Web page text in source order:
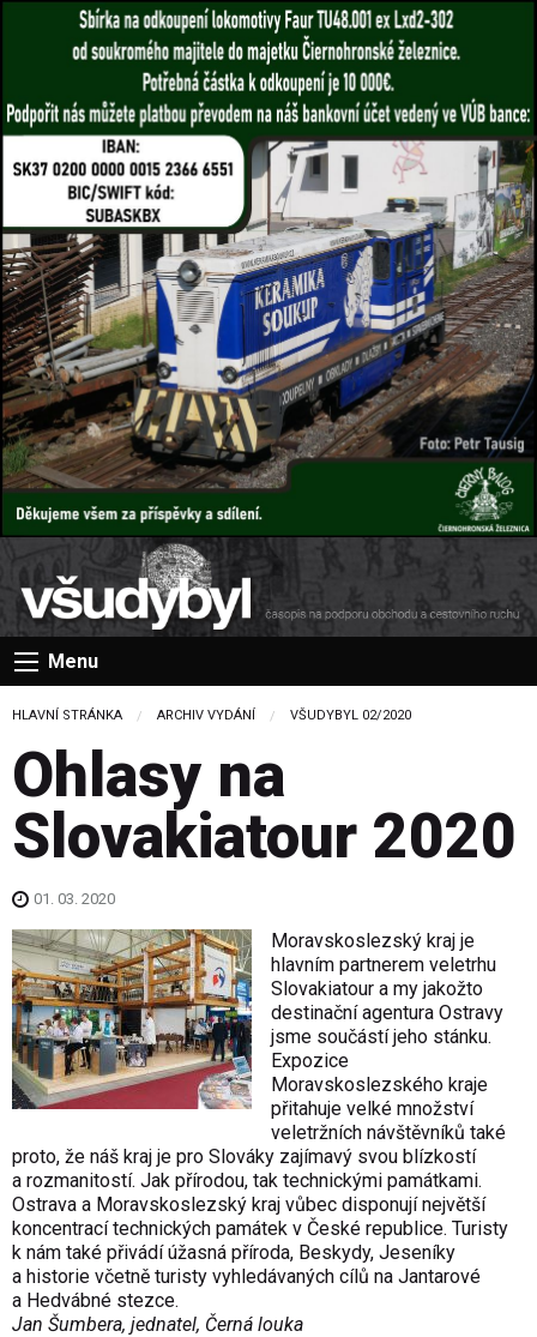
Menu
HLAVNÍ STRÁNKA ARCHIV VYDÁNÍ VŠUDYBYL 02/2020
Ohlasy na
Slovakiatour 2020
01. 03. 2020
Moravskoslezský kraj je
hlavním partnerem veletrhu
Slovakiatour a my jakožto
destinační agentura Ostravy
jsme součástí jeho stánku.
Expozice
Moravskoslezského kraje
přitahuje velké množství
veletržních návštěvníků také
proto, že náš kraj je pro Slováky zajímavý svou blízkostí
a rozmanitostí. Jak přírodou, tak technickými památkami.
Ostrava a Moravskoslezský kraj vůbec disponují největší
koncentrací technických památek v České republice. Turisty
k nám také přivádí úžasná příroda, Beskydy, Jeseníky
a historie včetně turisty vyhledávaných cílů na Jantarové
a Hedvábné stezce.
Jan Šumbera, jednatel, Černá louka